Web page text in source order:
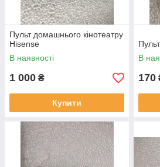
Пульт домашнього кінотеатру
Hisense
В наявності
1 000 ₴
Купити
В
170